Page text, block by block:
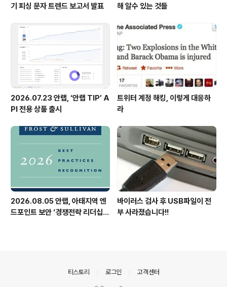
기 피싱 문자 트렌드 보고서 발표
해 알수 있는 것들
2026.07.23 안랩, ‘안랩 TIP’ A
PI 전용 상품 출시
트위터 계정 해킹, 이렇게 대응하
라
2026.08.05 안랩, 아태지역 엔
드포인트 보안 ‘경쟁전략 리더십’
바이러스 검사 후 USB파일이 전
부 사라졌습니다!!
티스토리 로그인 고객센터